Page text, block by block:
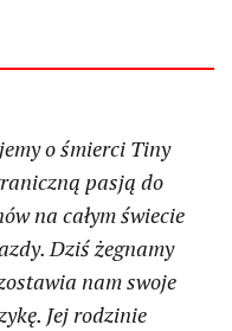
o śmierci Tiny
pasją do
na całym świecie
Dziś żegnamy
nam swoje
Jej rodzinie